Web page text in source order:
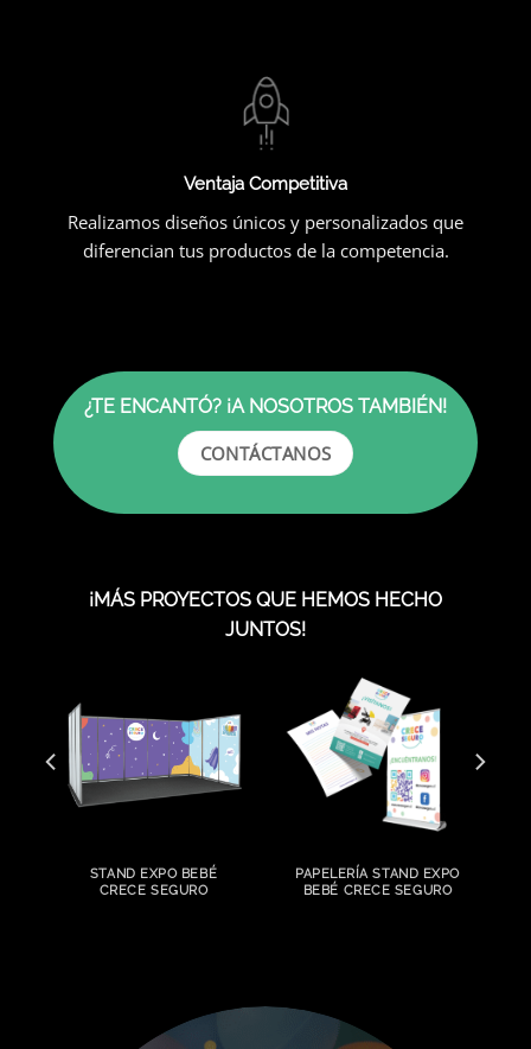
Ventaja Competitiva
Realizamos diseños únicos y personalizados que
diferencian tus productos de la competencia.
¿TE ENCANTÓ? ¡A NOSOTROS TAMBIÉN!
CONTÁCTANOS
¡MÁS PROYECTOS QUE HEMOS HECHO
JUNTOS!
STAND EXPO BEBÉ
CRECE SEGURO
PAPELERÍA STAND EXPO
BEBÉ CRECE SEGURO